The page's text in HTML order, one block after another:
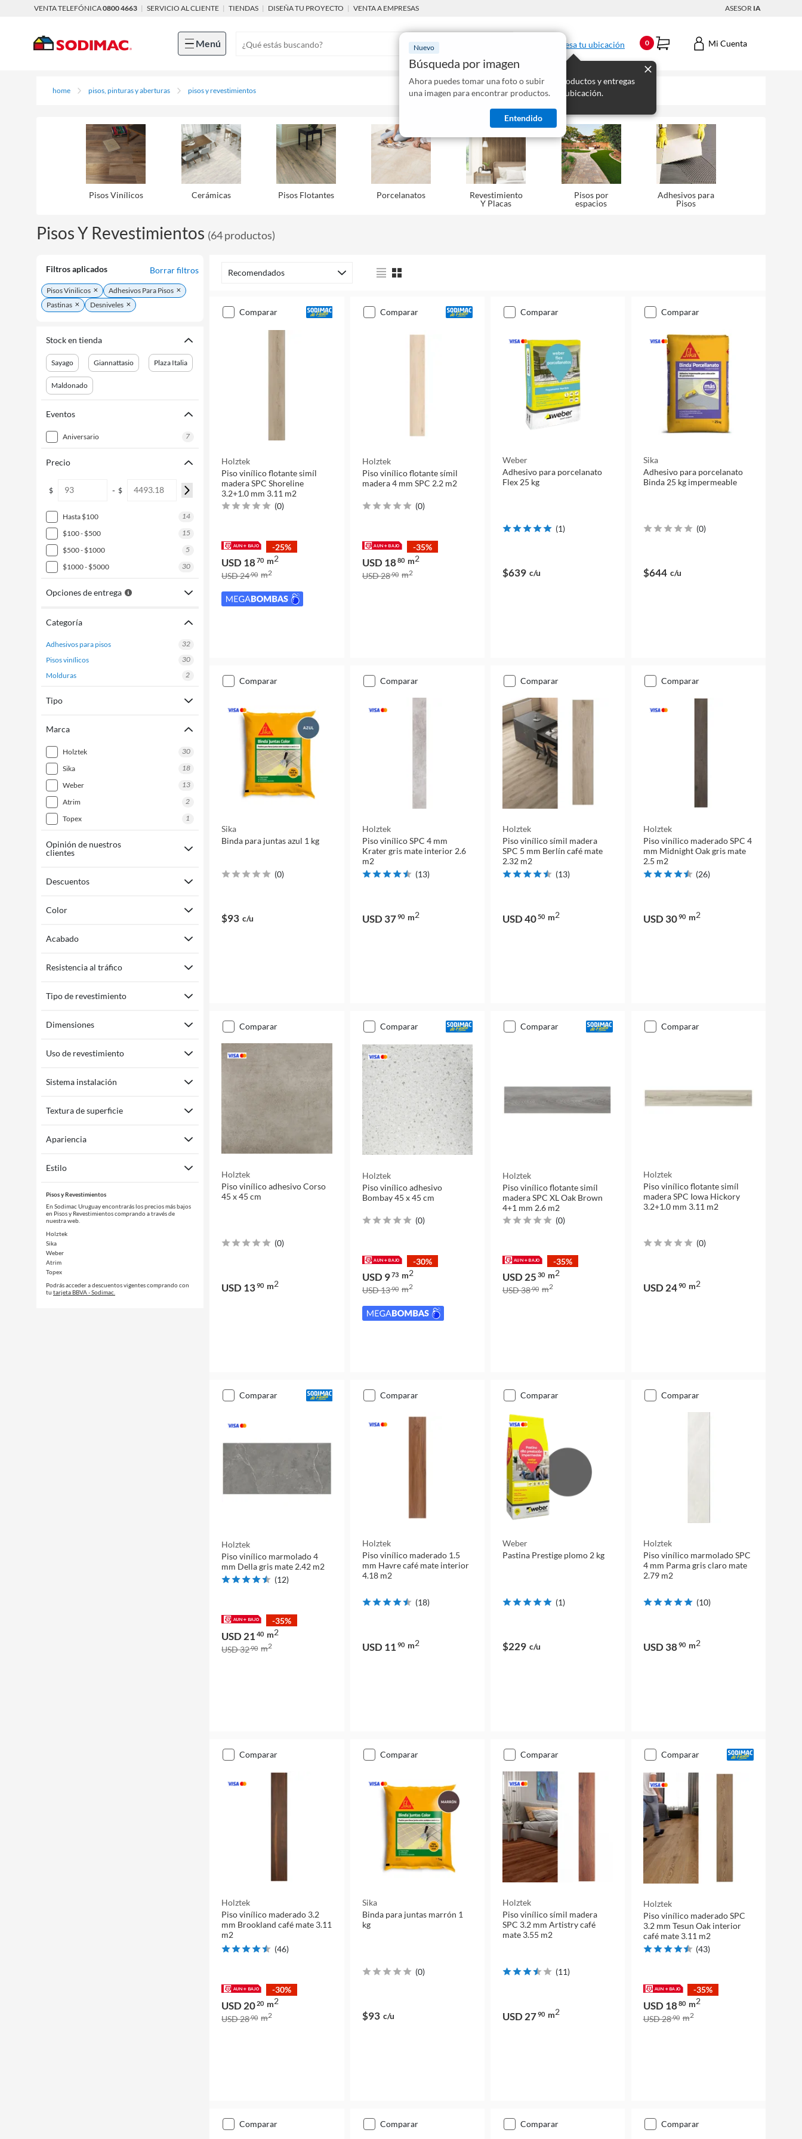
VENTA TELEFÓNICA0800 4663 | SERVICIO AL CLIENTE | TIENDAS | DISEÑA TU PROYECTO | VENTA A EMPRESAS ASESOR IA
Menú Nuevo
Búsqueda por imagen
Ahora puedes tomar una foto o subir
una imagen para encontrar productos.
Entendido
Ingresa tu ubicación
Mostraremos los productos y entregas
disponibles para tu ubicación.
0 Mi Cuenta
home pisos, pinturas y aberturas pisos y revestimientos
Pisos Viní­licos Cerámicas Pisos Flotantes Porcelanatos
Revestimiento
Y Placas
Pisos por
espacios
Adhesivos para
Pisos
Pisos Y Revestimientos (64productos)
Filtros aplicados Borrar filtros
Pisos Vinilicos
Adhesivos Para Pisos
Pastinas
Desniveles
Stock en tienda
Sayago Giannattasio Plaza Italia
Maldonado
Eventos
aniversario 7
Precio
$ - $
hasta $100
14
$100 - $500
15
$500 - $1000
5
$1000 - $5000
30
Opciones de entrega
Categoría
adhesivos para pisos
32
pisos vinílicos
30
molduras
2
Tipo
Marca
holztek
30
sika
18
weber
13
atrim
2
topex
1
Opinión de nuestros
clientes
Descuentos
Color
Acabado
Resistencia al tráfico
Tipo de revestimiento
Dimensiones
Uso de revestimiento
Sistema instalación
Textura de superficie
Apariencia
Estilo
Pisos y Revestimientos
En Sodimac Uruguay encontrarás los precios más bajos
en Pisos y Revestimientos comprando a través de
nuestra web.
Holztek
Sika
Weber
Atrim
Topex
Podrás acceder a descuentos vigentes comprando con
tu tarjeta BBVA - Sodimac.
Recomendados
comparar
Holztek
Piso vinílico flotante simíl
madera SPC Shoreline
3.2+1.0 mm 3.11 m2
(0)
-25%
USD 1870 m2
USD 2490 m2
comparar
Holztek
Piso vinílico flotante símil
madera 4 mm SPC 2.2 m2
(0)
-35%
USD 1880 m2
USD 2890 m2
comparar
Weber
Adhesivo para porcelanato
Flex 25 kg
(1)
$639 c/u
comparar
Sika
Adhesivo para porcelanato
Binda 25 kg impermeable
(0)
$644 c/u
comparar
Sika
Binda para juntas azul 1 kg
(0)
$93 c/u
comparar
Holztek
Piso vinílico SPC 4 mm
Krater gris mate interior 2.6
m2
(13)
USD 3790 m2
comparar
Holztek
Piso vinílico símil madera
SPC 5 mm Berlín café mate
2.32 m2
(13)
USD 4050 m2
comparar
Holztek
Piso vinílico maderado SPC 4
mm Midnight Oak gris mate
2.5 m2
(26)
USD 3090 m2
comparar
Holztek
Piso vinílico adhesivo Corso
45 x 45 cm
(0)
USD 1390 m2
comparar
Holztek
Piso vinílico adhesivo
Bombay 45 x 45 cm
(0)
-30%
USD 973 m2
USD 1390 m2
comparar
Holztek
Piso vinílico flotante simíl
madera SPC XL Oak Brown
4+1 mm 2.6 m2
(0)
-35%
USD 25 30 m2
USD 3890 m2
comparar
Holztek
Piso vinílico flotante simíl
madera SPC Iowa Hickory
3.2+1.0 mm 3.11 m2
(0)
USD 2490 m2
comparar
Holztek
Piso vinílico marmolado 4
mm Della gris mate 2.42 m2
(12)
-35%
USD 21 40 m2
USD 3290 m2
comparar
Holztek
Piso vinílico maderado 1.5
mm Havre café mate interior
4.18 m2
(18)
USD 11 90 m2
comparar
Weber
Pastina Prestige plomo 2 kg
(1)
$229 c/u
comparar
Holztek
Piso vinílico marmolado SPC
4 mm Parma gris claro mate
2.79 m2
(10)
USD 3890 m2
comparar
Holztek
Piso vinílico maderado 3.2
mm Brookland café mate 3.11
m2
(46)
-30%
USD 2020 m2
USD 2890 m2
comparar
Sika
Binda para juntas marrón 1
kg
(0)
$93 c/u
comparar
Holztek
Piso vinílico símil madera
SPC 3.2 mm Artistry café
mate 3.55 m2
(11)
USD 2790 m2
comparar
Holztek
Piso vinílico maderado SPC
3.2 mm Tesun Oak interior
café mate 3.11 m2
(43)
-35%
USD 1880 m2
USD 2890 m2
comparar comparar comparar comparar